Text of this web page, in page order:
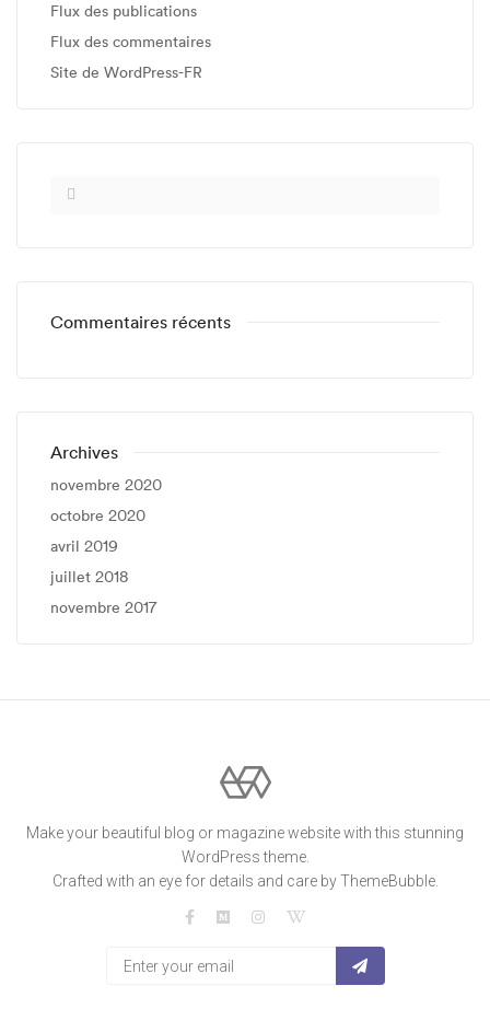
Flux des publications
Flux des commentaires
Site de WordPress-FR
Commentaires récents
Archives
novembre 2020
octobre 2020
avril 2019
juillet 2018
novembre 2017
Make your beautiful blog or magazine website with this stunning
WordPress theme.
Crafted with an eye for details and care by ThemeBubble.